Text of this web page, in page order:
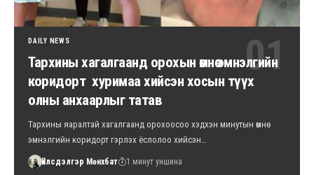
DAILY NEWS
Тархины хагалгаанд орохын өмнө эмнэлгийн
коридорт хуримаа хийсэн хосын түүх
олны анхаарлыг татав
Тархины яаралтай хагалгаанд орохоосоо хэдхэн минутын өмнө
эмнэлгийн коридорт гэрлэх ёслолоо хийсэн…
Үйлсдэлгэр Мөнхбат 1 минут уншина